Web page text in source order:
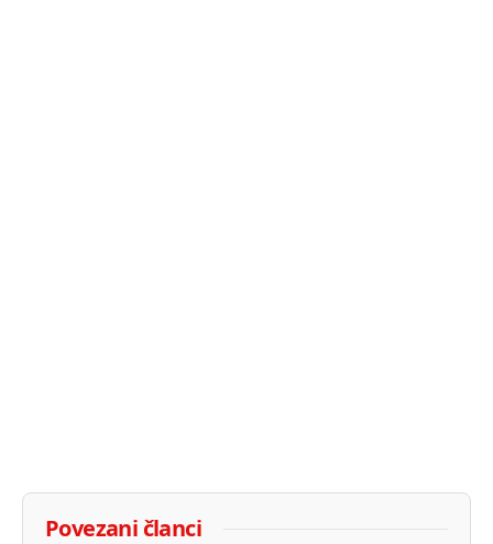
Povezani članci